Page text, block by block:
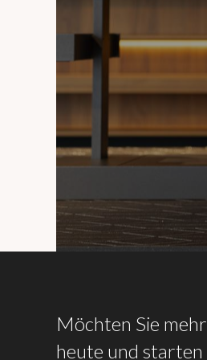
Möchten Sie mehr
heute und starten